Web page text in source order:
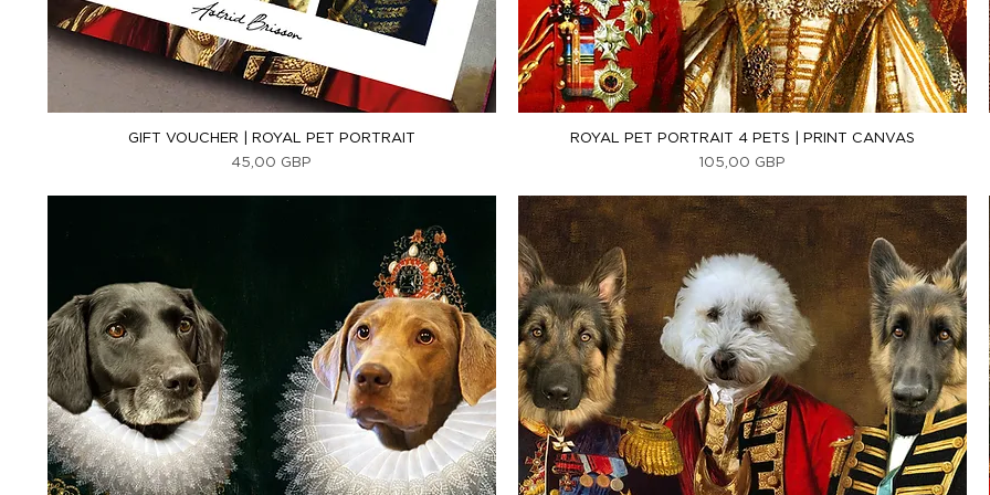
Vista rápida
GIFT VOUCHER | ROYAL PET PORTRAIT
Precio
45,00 GBP
Vista rápida
ROYAL PET PORTRAIT 4 PETS | PRINT CANVAS
Precio
105,00 GBP